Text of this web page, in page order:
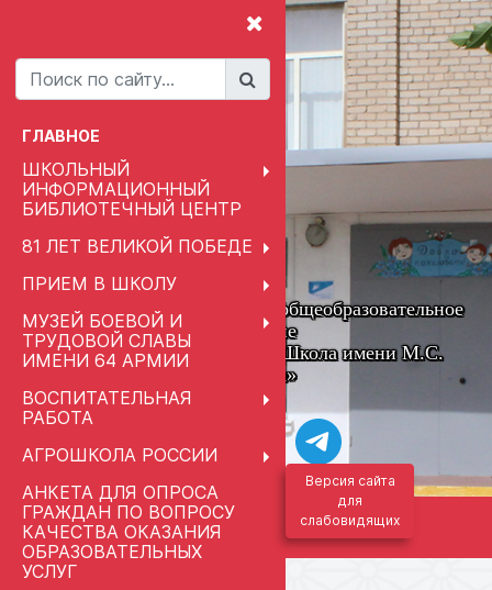
ГЛАВНОЕ
ШКОЛЬНЫЙ
ИНФОРМАЦИОННЫЙ
БИБЛИОТЕЧНЫЙ ЦЕНТР
81 ЛЕТ ВЕЛИКОЙ ПОБЕДЕ
ПРИЕМ В ШКОЛУ
МУЗЕЙ БОЕВОЙ И
ТРУДОВОЙ СЛАВЫ
ИМЕНИ 64 АРМИИ
ВОСПИТАТЕЛЬНАЯ
РАБОТА
АГРОШКОЛА РОССИИ
АНКЕТА ДЛЯ ОПРОСА
ГРАЖДАН ПО ВОПРОСУ
КАЧЕСТВА ОКАЗАНИЯ
ОБРАЗОВАТЕЛЬНЫХ
УСЛУГ
Версия сайта
для
слабовидящих
Муниципальное автономное общеобразовательное
учреждение
«Привольненская Средняя Школа имени М.С.
Шумилова»